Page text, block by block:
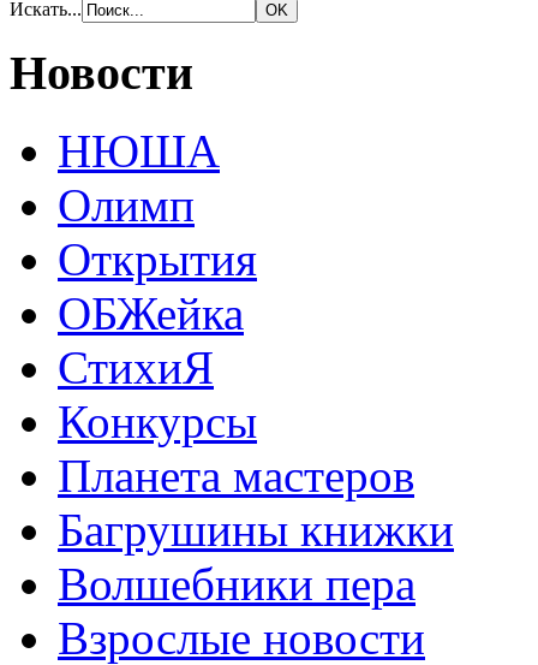
Искать...
Новости
НЮША
Олимп
Открытия
ОБЖейка
СтихиЯ
Конкурсы
Планета мастеров
Багрушины книжки
Волшебники пера
Взрослые новости